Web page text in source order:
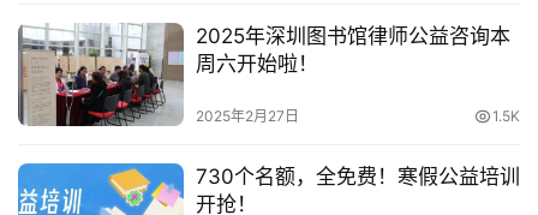
2025年深圳图书馆律师公益咨询本
周六开始啦！
2025年2月27日 1.5K
730个名额，全免费！寒假公益培训
开抢！